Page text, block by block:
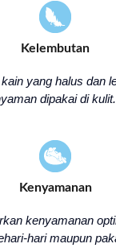
Kelembutan
yang halus dan
dipakai di kulit.
Kenyamanan
kenyamanan
hari maupun